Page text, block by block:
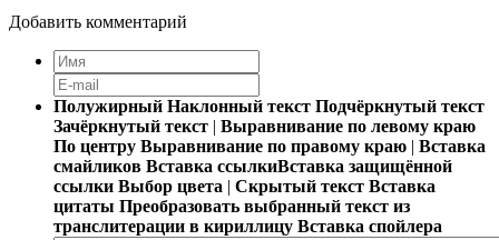
Добавить комментарий
Полужирный Наклонный текст Подчёркнутый текст
Зачёркнутый текст | Выравнивание по левому краю
По центру Выравнивание по правому краю | Вставка
смайликов Вставка ссылкиВставка защищённой
ссылки Выбор цвета | Скрытый текст Вставка
цитаты Преобразовать выбранный текст из
транслитерации в кириллицу Вставка спойлера